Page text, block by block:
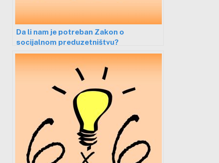
Da li nam je potreban Zakon o
socijalnom preduzetništvu?